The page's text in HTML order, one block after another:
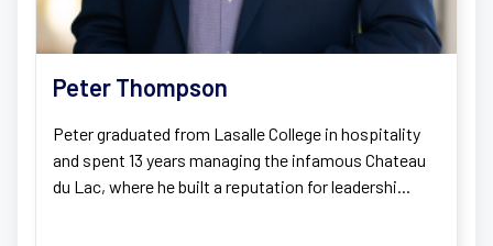
Peter Thompson
Peter graduated from Lasalle College in hospitality
and spent 13 years managing the infamous Chateau
du Lac, where he built a reputation for leadershi...